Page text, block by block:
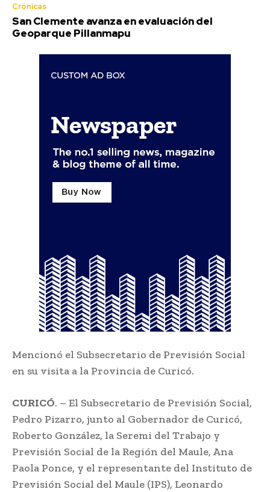
Crónicas
San Clemente avanza en evaluación del
Geoparque Pillanmapu
Mencionó el Subsecretario de Previsión Social
en su visita a la Provincia de Curicó.
CURICÓ. – El Subsecretario de Previsión Social,
Pedro Pizarro, junto al Gobernador de Curicó,
Roberto González, la Seremi del Trabajo y
Previsión Social de la Región del Maule, Ana
Paola Ponce, y el representante del Instituto de
Previsión Social del Maule (IPS), Leonardo